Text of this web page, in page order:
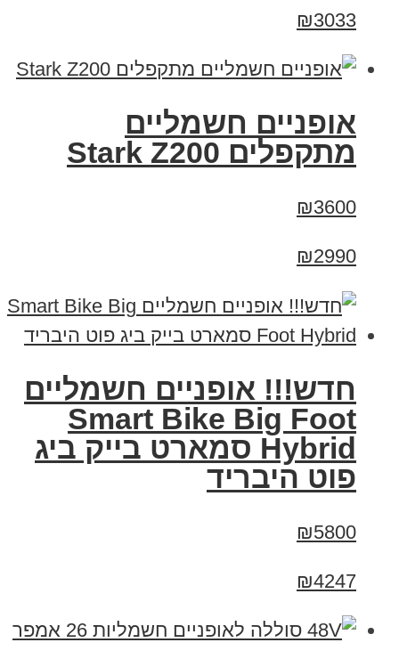
₪3033
‏אופניים חשמליים
‏מתקפלים Stark Z200
₪3600
₪2990
חדש!!! אופניים חשמליים
Smart Bike Big Foot
Hybrid סמארט בייק ביג
פוט היבריד
₪5800
₪4247